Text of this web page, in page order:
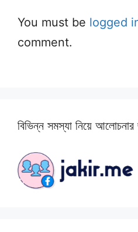
You must be logged
comment.
বিভিন্ন সমস্যা নিয়ে